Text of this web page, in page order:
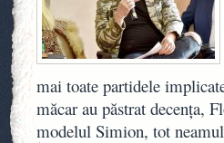
mai toate partidele
măcar au păstrat decența,
modelul Simion, tot